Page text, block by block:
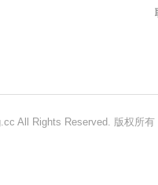
All Rights Reserved. 版权所